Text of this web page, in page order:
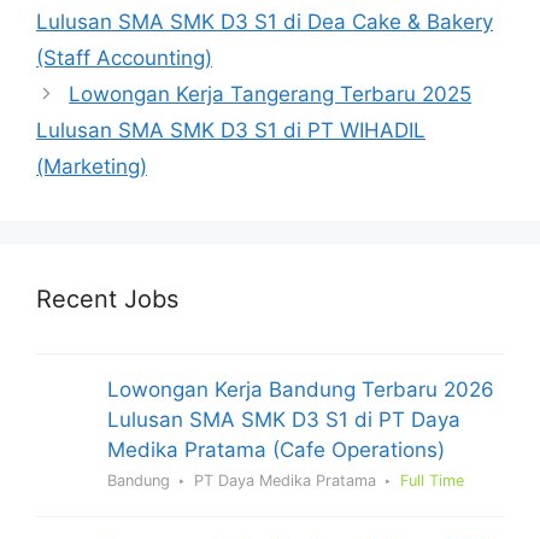
Lulusan SMA SMK D3 S1 di Dea Cake & Bakery
(Staff Accounting)
Lowongan Kerja Tangerang Terbaru 2025
Lulusan SMA SMK D3 S1 di PT WIHADIL
(Marketing)
Recent Jobs
Lowongan Kerja Bandung Terbaru 2026
Lulusan SMA SMK D3 S1 di PT Daya
Medika Pratama (Cafe Operations)
Bandung PT Daya Medika Pratama Full Time